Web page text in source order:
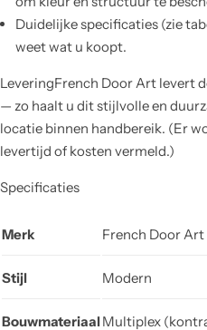
Duidelijke specificaties (zie
weet wat u koopt.
LeveringFrench Door Art levert
— zo haalt u dit stijlvolle en
locatie binnen handbereik. (Er
levertijd of kosten vermeld.)
Specificaties
Merk French Door Art
Stijl Modern
BouwmateriaalMultiplex